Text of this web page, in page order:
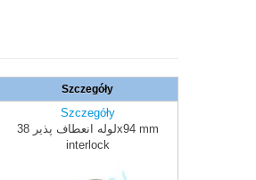
Szczegóły
Szczegóły
لوله انعطاف پذیر 38x94 mm
interlock